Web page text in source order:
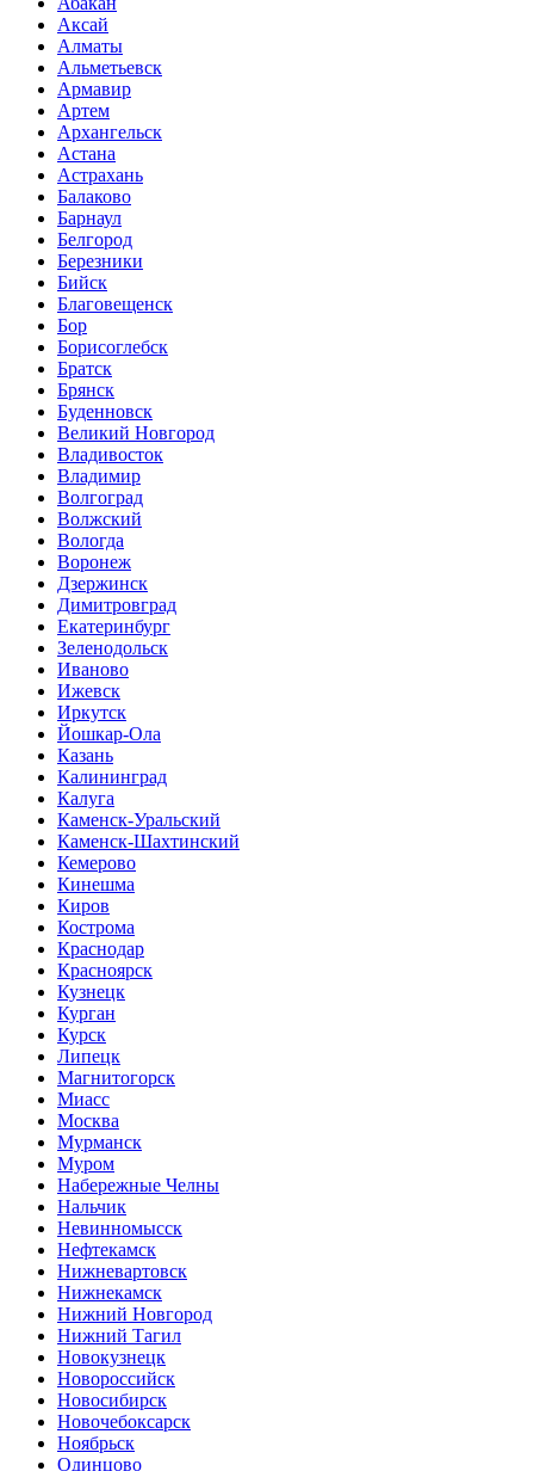
Аксай
Алматы
Альметьевск
Армавир
Артем
Архангельск
Астана
Астрахань
Балаково
Барнаул
Белгород
Березники
Бийск
Благовещенск
Бор
Борисоглебск
Братск
Брянск
Буденновск
Великий Новгород
Владивосток
Владимир
Волгоград
Волжский
Вологда
Воронеж
Дзержинск
Димитровград
Екатеринбург
Зеленодольск
Иваново
Ижевск
Иркутск
Йошкар-Ола
Казань
Калининград
Калуга
Каменск-Уральский
Каменск-Шахтинский
Кемерово
Кинешма
Киров
Кострома
Краснодар
Красноярск
Кузнецк
Курган
Курск
Липецк
Магнитогорск
Миасс
Москва
Мурманск
Муром
Набережные Челны
Нальчик
Невинномысск
Нефтекамск
Нижневартовск
Нижнекамск
Нижний Новгород
Нижний Тагил
Новокузнецк
Новороссийск
Новосибирск
Новочебоксарск
Ноябрьск
Одинцово